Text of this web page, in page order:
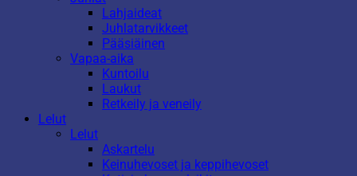
Lahjaideat
Juhlatarvikkeet
Pääsiäinen
Vapaa-aika
Kuntoilu
Laukut
Retkeily ja veneily
Lelut
Lelut
Askartelu
Keinuhevoset ja keppihevoset